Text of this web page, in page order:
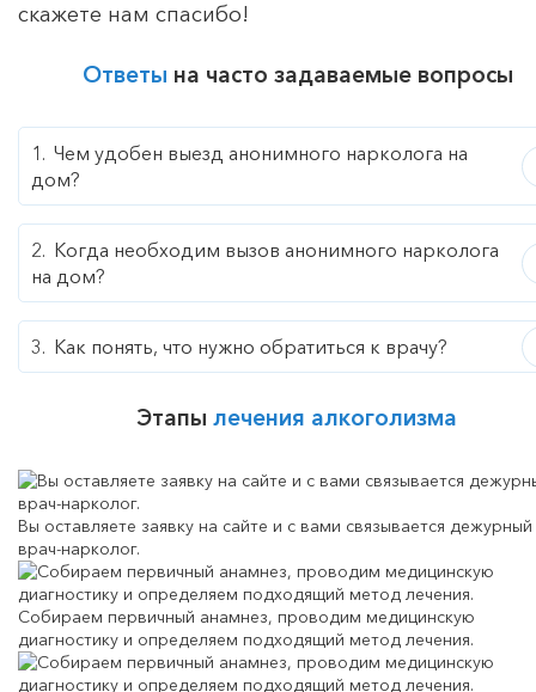
скажете нам спасибо!
Ответы на часто задаваемые вопросы
Чем удобен выезд анонимного нарколога на
дом?
Когда необходим вызов анонимного нарколога
на дом?
Как понять, что нужно обратиться к врачу?
Этапы лечения алкоголизма
Вы оставляете заявку на сайте и с вами связывается дежурный
врач-нарколог.
Собираем первичный анамнез, проводим медицинскую
диагностику и определяем подходящий метод лечения.